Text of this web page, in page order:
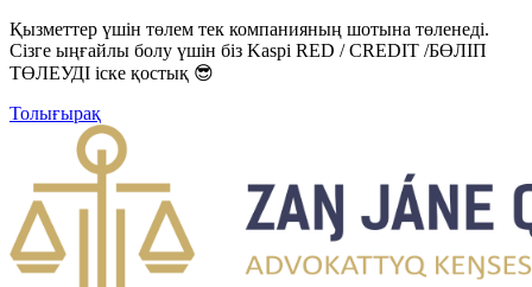
Қызметтер үшін төлем тек компанияның шотына төленеді.
Сізге ыңғайлы болу үшін біз Kaspi RED / CREDIT /БӨЛІП
ТӨЛЕУДІ іске қостық 😎
Толығырақ